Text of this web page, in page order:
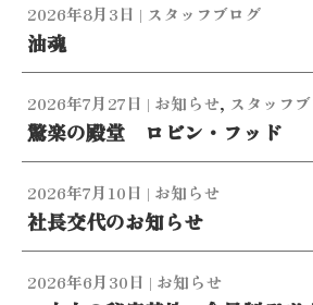
油魂
2026年8月3日 | スタッフブログ
驚楽の殿堂 ロビン・フッド
2026年7月27日 | お知らせ, スタッフ
社長交代のお知らせ
2026年7月10日 | お知らせ
2026年6月30日 | お知らせ